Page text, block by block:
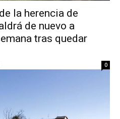
la herencia de
de nuevo a
tras quedar
0